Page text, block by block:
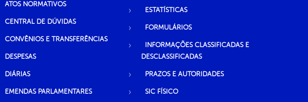
ATOS NORMATIVOS
CENTRAL DE DÚVIDAS
CONVÊNIOS E TRANSFERÊNCIAS
DESPESAS
DIÁRIAS
EMENDAS PARLAMENTARES
ESTATÍSTICAS
FORMULÁRIOS
INFORMAÇÕES CLASSIFICADAS E
DESCLASSIFICADAS
PRAZOS E AUTORIDADES
SIC FÍSICO